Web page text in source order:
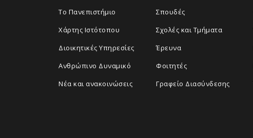
Το Πανεπιστήμιο
Χάρτης Ιστότοπου
Διοικητικές Υπηρεσίες
Ανθρώπινο Δυναμικό
Νέα και ανακοινώσεις
Σπουδές
Σχολές και Τμήματα
Έρευνα
Φοιτητές
Γραφείο Διασύνδεσης